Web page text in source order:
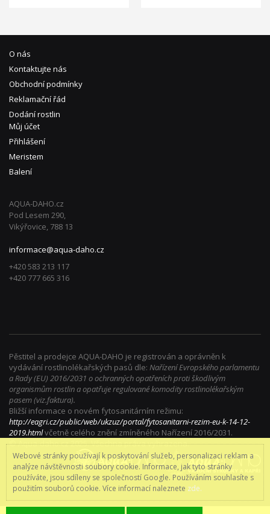
O nás
Kontaktujte nás
Obchodní podmínky
Reklamační řád
Dodání rostlin
Můj účet
Přihlášení
Meristem
Balení
AQUA-DAHO.cz
Pod Lesem 290,
Vikýřovice, 788 13
informace@aqua-daho.cz
+420 583 213 117
+420 777 665 316
Pěstitel a prodejce AQUA-DAHO je registrován a oprávněn k
vydávání rostlinolékařských pasů dle: Nařízení Evropského parlamentu
a Rady (EU) 2016/2031 o ochranných opatřeních proti škodlivým
organismům rostlin a opatřuje regulované komodity rostlinolékařským
pasem (viz.faktura).
Bližší informace o novém fytosanitárním režimu:
http://eagri.cz/public/web/ukzuz/portal/fytosanitarni-rezim-eu-k-14-12-
2019.htmlvčetně celého znění zmíněného Nařízení 2016/2031.
© Aqua-daho.cz 2025. Všechna práva vyhrazena.
Webové stránky používají k poskytování služeb, personalizaci reklam a
analýze návštěvnosti soubory cookie. Informace, jak tyto stránky
používáte, jsou sdíleny se společností Google. Používáním souhlasíte s
použitím souborů cookie. Více informací naleznete zde.